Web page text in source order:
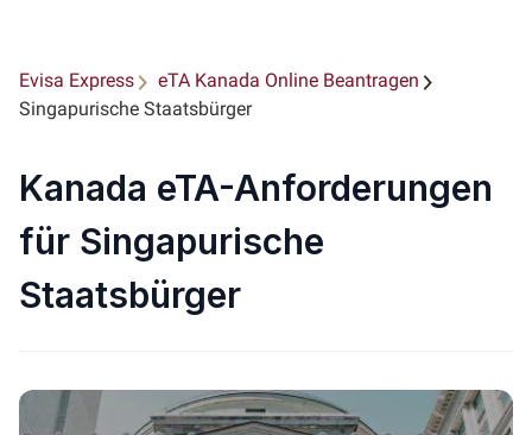
Evisa Express
eTA Kanada Online Beantragen
Singapurische Staatsbürger
Kanada eTA-Anforderungen
für Singapurische
Staatsbürger